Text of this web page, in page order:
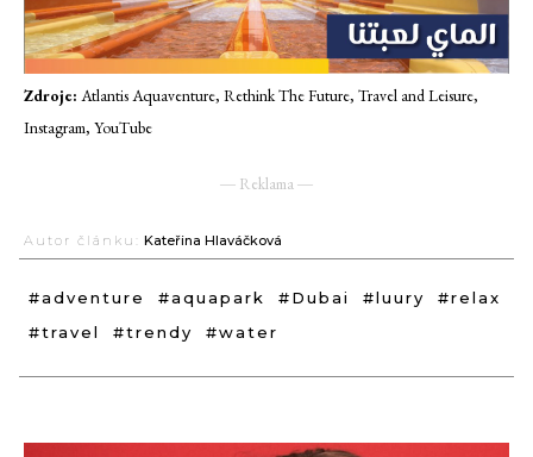
Zdroje: Atlantis Aquaventure, Rethink The Future, Travel and Leisure,
Instagram, YouTube
― Reklama ―
Autor článku: Kateřina Hlaváčková
#adventure #aquapark #Dubai #luury
#relax
#travel
#trendy #water